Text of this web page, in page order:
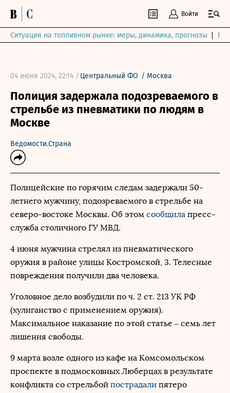
Войти
Ситуация на топливном рынке: меры, динамика, прогнозы
04 июня 2024, 22:14 / Центральный ФО / Москва
Полиция задержала подозреваемого в
стрельбе из пневматики по людям в
Москве
Ведомости.Страна
Полицейские по горячим следам задержали 50-
летнего мужчину, подозреваемого в стрельбе на
северо-востоке Москвы. Об этом сообщила пресс-
служба столичного ГУ МВД.
4 июня мужчина стрелял из пневматического
оружия в районе улицы Костромской, 3. Телесные
повреждения получили два человека.
Уголовное дело возбудили по ч. 2 ст. 213 УК РФ
(хулиганство с применением оружия).
Максимальное наказание по этой статье – семь лет
лишения свободы.
9 марта возле одного из кафе на Комсомольском
проспекте в подмосковных Люберцах в результате
конфликта со стрельбой пострадали пятеро